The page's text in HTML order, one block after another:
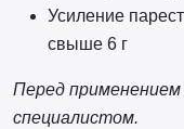
Усиление
свыше 6 г
Перед применением
специалистом.